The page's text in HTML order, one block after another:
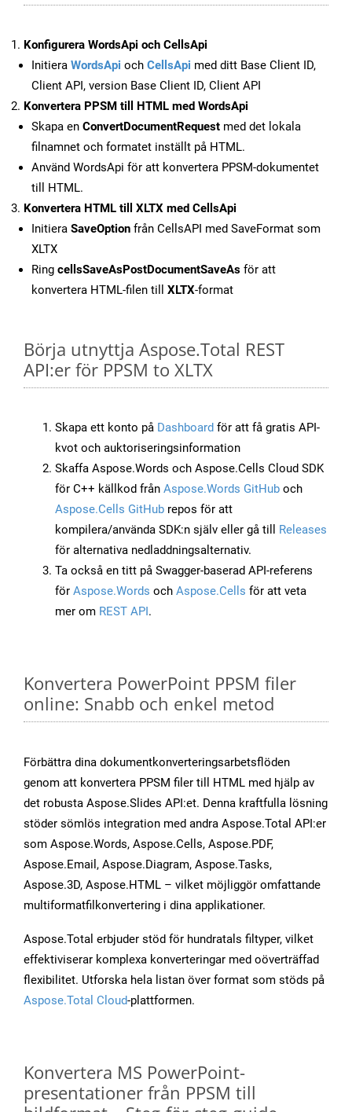
Konfigurera WordsApi och CellsApi
Initiera WordsApi och CellsApi med ditt Base Client ID,
Client API, version Base Client ID, Client API
Konvertera PPSM till HTML med WordsApi
Skapa en ConvertDocumentRequest med det lokala
filnamnet och formatet inställt på HTML.
Använd WordsApi för att konvertera PPSM-dokumentet
till HTML.
Konvertera HTML till XLTX med CellsApi
Initiera SaveOption från CellsAPI med SaveFormat som
XLTX
Ring cellsSaveAsPostDocumentSaveAs för att
konvertera HTML-filen till XLTX-format
Börja utnyttja Aspose.Total REST
API:er för PPSM to XLTX
Skapa ett konto på Dashboard för att få gratis API-
kvot och auktoriseringsinformation
Skaffa Aspose.Words och Aspose.Cells Cloud SDK
för C++ källkod från Aspose.Words GitHub och
Aspose.Cells GitHub repos för att
kompilera/använda SDK:n själv eller gå till Releases
för alternativa nedladdningsalternativ.
Ta också en titt på Swagger-baserad API-referens
för Aspose.Words och Aspose.Cells för att veta
mer om REST API.
Konvertera PowerPoint PPSM filer
online: Snabb och enkel metod
Förbättra dina dokumentkonverteringsarbetsflöden
genom att konvertera PPSM filer till HTML med hjälp av
det robusta Aspose.Slides API:et. Denna kraftfulla lösning
stöder sömlös integration med andra Aspose.Total API:er
som Aspose.Words, Aspose.Cells, Aspose.PDF,
Aspose.Email, Aspose.Diagram, Aspose.Tasks,
Aspose.3D, Aspose.HTML – vilket möjliggör omfattande
multiformatfilkonvertering i dina applikationer.
Aspose.Total erbjuder stöd för hundratals filtyper, vilket
effektiviserar komplexa konverteringar med oöverträffad
flexibilitet. Utforska hela listan över format som stöds på
Aspose.Total Cloud-plattformen.
Konvertera MS PowerPoint-
presentationer från PPSM till